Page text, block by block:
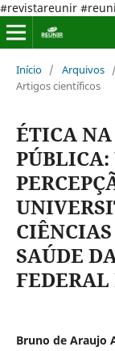
#revistareunir
Início / Arquivos /
Artigos científicos
ÉTICA
SAÚDE
Bruno de Araujo